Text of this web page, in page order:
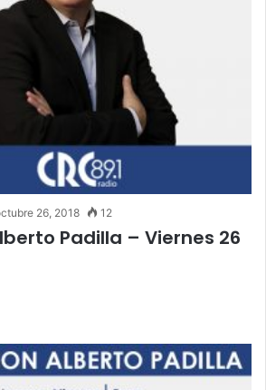
26, 2018 12
Padilla – Viernes 26